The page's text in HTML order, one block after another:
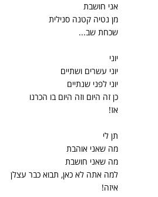
אני חושבת
מן נטיה קטנה סנילית
שכחת שב...
יוני
יוני עשרים ושתיים
יוני לפני שנתיים
כן זה היום וזה היום בו הכרנו
אז!
תן לי
מה שאני אוהבת
מה שאני חושבת
למה אתה לא כאן, תבוא כבר עצלן
איזה!